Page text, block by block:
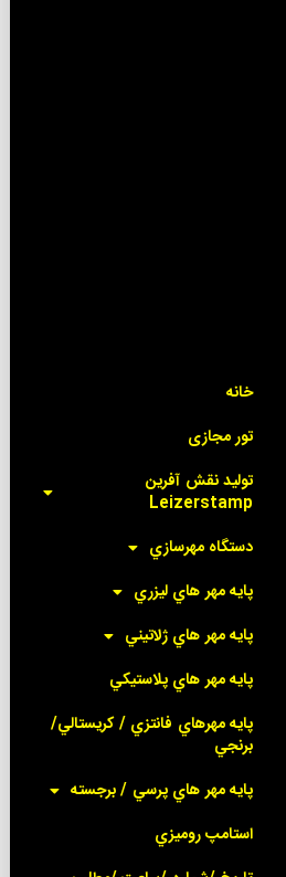
خانه
تور مجازی
توليد نقش آفرين
Leizerstamp
دستگاه مهرسازي
پايه مهر هاي ليزري
پايه مهر هاي ژلاتيني
پايه مهر هاي پلاستيکي
پايه مهرهاي فانتزي / کريستالي/
برنجي
پايه مهر هاي پرسي / برجسته
استامپ روميزي